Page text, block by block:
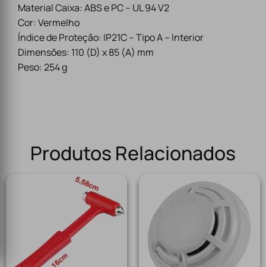
Material Caixa: ABS e PC – UL 94 V2
Cor: Vermelho
Índice de Proteção: IP21C – Tipo A – Interior
Dimensões: 110 (D) x 85 (A) mm
Peso: 254 g
Produtos Relacionados